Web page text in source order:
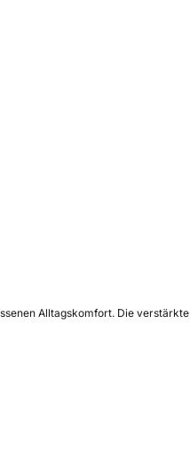
Alltagskomfort. Die